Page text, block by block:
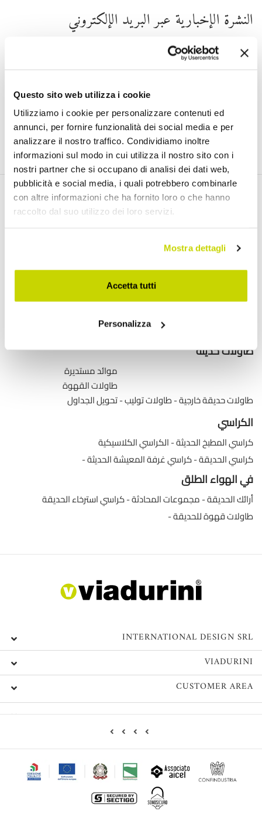
Questo sito web utilizza i cookie
Utilizziamo i cookie per personalizzare contenuti ed
annunci, per fornire funzionalità dei social media e per
analizzare il nostro traffico. Condividiamo inoltre
informazioni sul modo in cui utilizza il nostro sito con i
nostri partner che si occupano di analisi dei dati web,
pubblicità e social media, i quali potrebbero combinarle
con altre informazioni che ha fornito loro o che hanno
raccolto dal suo utilizzo dei loro servizi.
Mostra dettagli
Accetta tutti
Personalizza
النشرة الإخبارية عبر البريد الإلكتروني
اشترك في النشرة الإخبارية لدينا
لقد قرأت ووافقت على شروط استخدام البيانات الشخصية (Link
انضم إلينا
اكتشف منتجاتنا
طاولات قابلة للتمديد
طاولات قابلة للتمديد مع أسطح سيراميك
طاولات طعام خشبية قابلة للتمديد
طاولات وحدة التحكم القابلة للتمديد
طاولات حديثة
موائد مستديرة
طاولات القهوة
تحويل الجداول طاولات توليب طاولات حديقة خارجية
الكراسي
الكراسي الكلاسيكية كراسي المطبخ الحديثة
كراسي غرفة المعيشة الحديثة كراسي الحديقة
في الهواء الطلق
كراسي استرخاء الحديقة مجموعات المحادثة أرائك الحديقة
طاولات قهوة للحديقة
INTERNATIONAL DESIGN SRL
VIADURINI
CUSTOMER AREA